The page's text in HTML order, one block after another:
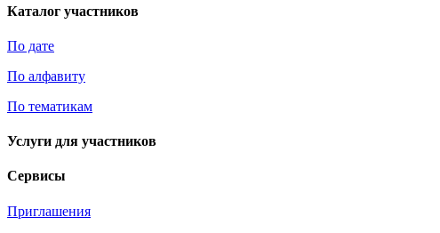
Каталог участников
По дате
По алфавиту
По тематикам
Услуги для участников
Сервисы
Приглашения